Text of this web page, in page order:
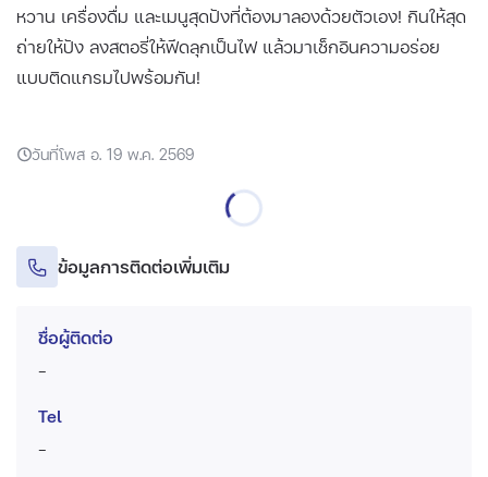
หวาน เครื่องดื่ม และเมนูสุดปังที่ต้องมาลองด้วยตัวเอง! กินให้สุด
ถ่ายให้ปัง ลงสตอรี่ให้ฟีดลุกเป็นไฟ แล้วมาเช็กอินความอร่อย
แบบติดแกรมไปพร้อมกัน!
วันที่โพส อ. 19 พ.ค. 2569
ข้อมูลการติดต่อเพิ่มเติม
ชื่อผู้ติดต่อ
-
Tel
-